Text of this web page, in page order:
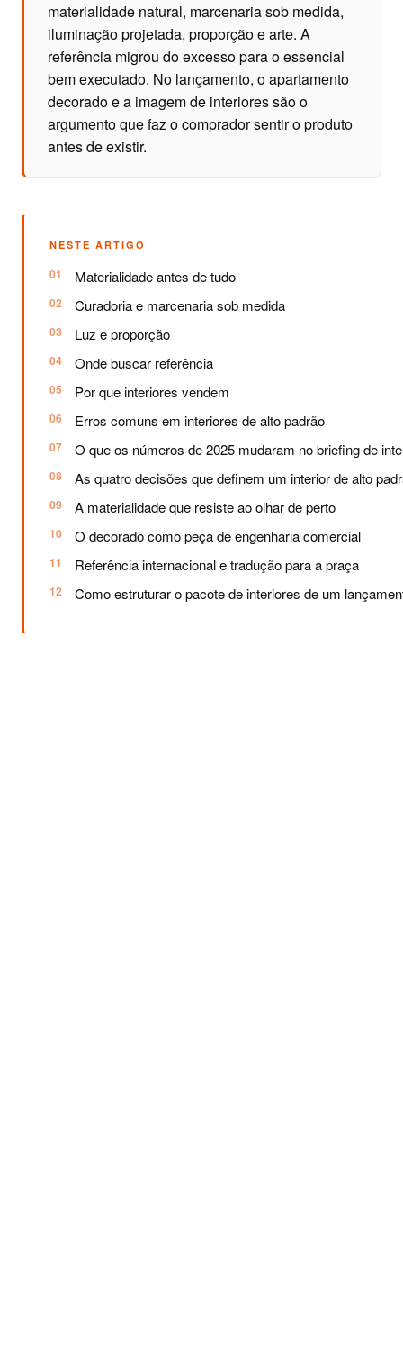
materialidade natural, marcenaria sob medida,
iluminação projetada, proporção e arte. A
referência migrou do excesso para o essencial
bem executado. No lançamento, o apartamento
decorado e a imagem de interiores são o
argumento que faz o comprador sentir o produto
antes de existir.
NESTE ARTIGO
Materialidade antes de tudo
Curadoria e marcenaria sob medida
Luz e proporção
Onde buscar referência
Por que interiores vendem
Erros comuns em interiores de alto padrão
O que os números de 2025 mudaram no briefing de
As quatro decisões que definem um interior de alto
A materialidade que resiste ao olhar de perto
O decorado como peça de engenharia comercial
Referência internacional e tradução para a praça
Como estruturar o pacote de interiores de um